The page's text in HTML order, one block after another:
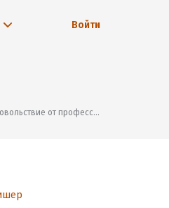
Войти
от профессии»